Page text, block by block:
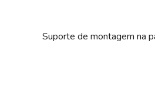
Suporte de montagem na